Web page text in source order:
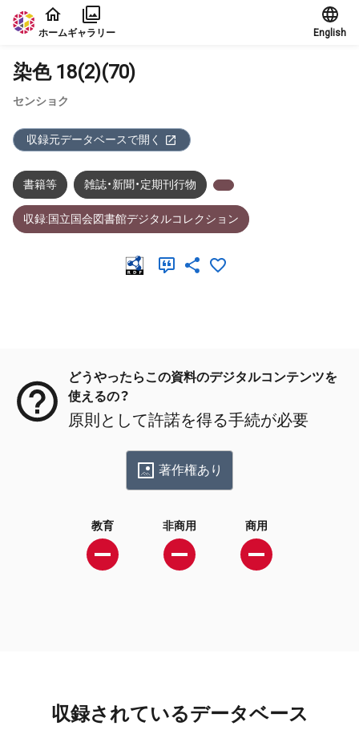
本文に飛ぶ
ホームギャラリー English
染色 18(2)(70)
センショク
収録元データベースで開く
書籍等 雑誌・新聞・定期刊行物
収録:国立国会図書館デジタルコレクション
どうやったらこの資料のデジタルコンテンツを
使えるの？
原則として許諾を得る手続が必要
著作権あり
教育 非商用 商用
収録されているデータベース